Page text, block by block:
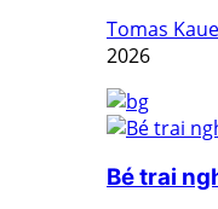
Tomas
2026
Bé trai